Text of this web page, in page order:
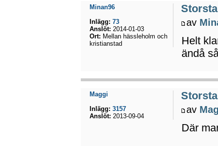
av
Helt
ändå
Minan96
Inlägg: 73
Anslöt: 2014-01-03
Ort: Mellan hässleholm och
kristianstad
av
Där
Maggi
Inlägg: 3157
Anslöt: 2013-09-04